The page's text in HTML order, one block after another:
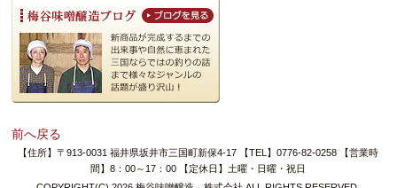
前へ戻る
【住所】〒913-0031 福井県坂井市三国町新保4-17 【TEL】0776-82-0258 【営業時
間】8：00～17：00 【定休日】土曜・日曜・祝日